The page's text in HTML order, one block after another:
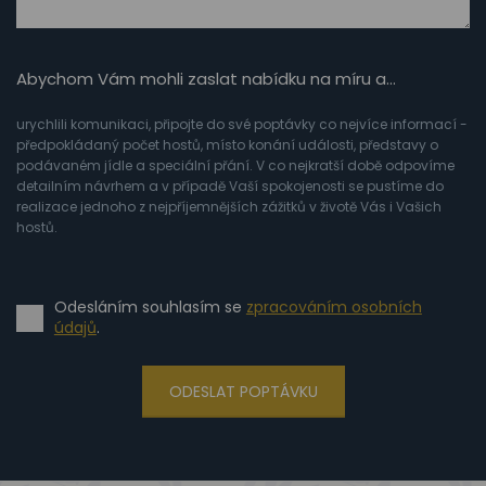
Abychom Vám mohli zaslat nabídku na míru a…
urychlili komunikaci, připojte do své poptávky co nejvíce informací -
předpokládaný počet hostů, místo konání události, představy o
podávaném jídle a speciální přání. V co nejkratší době odpovíme
detailním návrhem a v případě Vaší spokojenosti se pustíme do
realizace jednoho z nejpříjemnějších zážitků v životě Vás i Vašich
hostů.
Odesláním souhlasím se zpracováním osobních
údajů.
ODESLAT POPTÁVKU